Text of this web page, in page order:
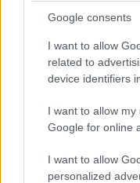
Google consents
I want to allow
related to
device identifiers
I want to allow
Google for online
I want to allow
personalized
időmérő eredményét
egy ilyen vétség.
A kvalifikáció
támpontnak tekinthető
megelőzve a Ferrari